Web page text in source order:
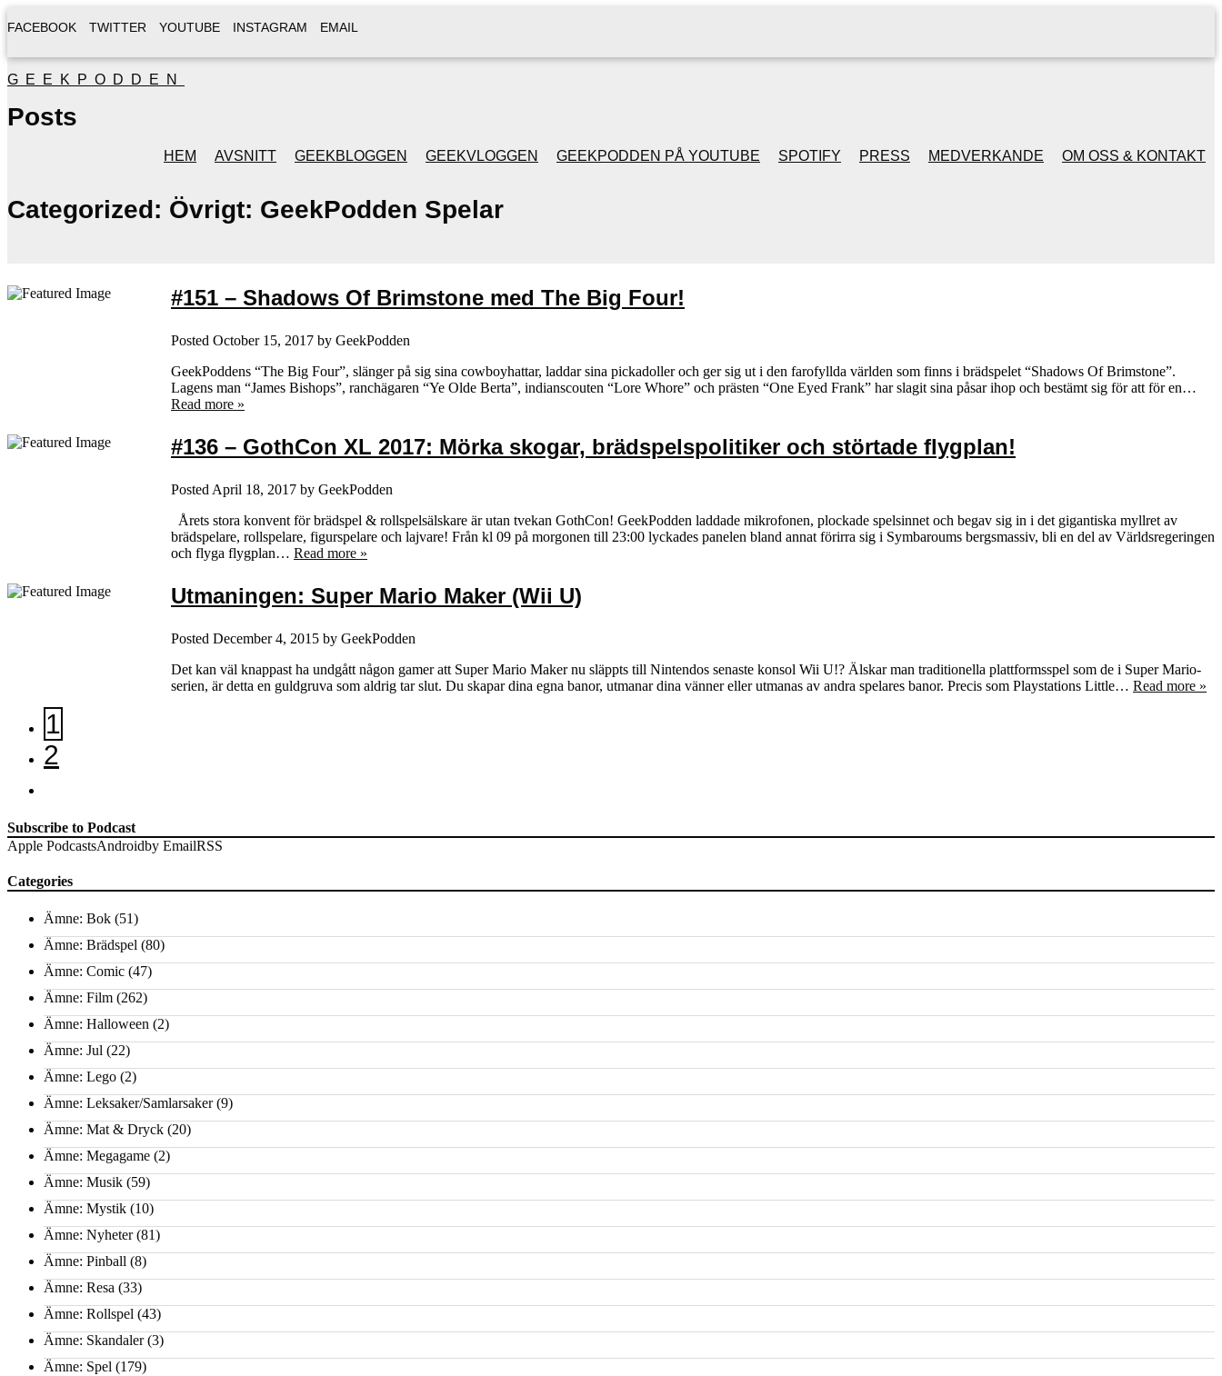
FACEBOOK TWITTER YOUTUBE INSTAGRAM EMAIL
GEEKPODDEN
HEM AVSNITT GEEKBLOGGEN GEEKVLOGGEN GEEKPODDEN PÅ YOUTUBE
& FILIPH
JULSPECIALER 2013
SPOTIFY PRESS MEDVERKANDE OM OSS & KONTAKT
Posts
Categorized: Övrigt: GeekPodden Spelar
#151 – Shadows Of Brimstone med The Big Four!
Posted October 15, 2017 by GeekPodden
GeekPoddens “The Big Four”, slänger på sig sina cowboyhattar, laddar sina pickadoller och ger sig ut i den farofyllda världen som finns i brädspelet “Shadows Of Brimstone”.
Lagens man “James Bishops”, ranchägaren “Ye Olde Berta”, indianscouten “Lore Whore” och prästen “One Eyed Frank” har slagit sina påsar ihop och bestämt sig för att för en…
Read more »
#136 – GothCon XL 2017: Mörka skogar, brädspelspolitiker och störtade flygplan!
Posted April 18, 2017 by GeekPodden
Årets stora konvent för brädspel & rollspelsälskare är utan tvekan GothCon! GeekPodden laddade mikrofonen, plockade spelsinnet och begav sig in i det gigantiska myllret av
brädspelare, rollspelare, figurspelare och lajvare! Från kl 09 på morgonen till 23:00 lyckades panelen bland annat förirra sig i Symbaroums bergsmassiv, bli en del av Världsregeringen
och flyga flygplan… Read more »
Utmaningen: Super Mario Maker (Wii U)
Posted December 4, 2015 by GeekPodden
Det kan väl knappast ha undgått någon gamer att Super Mario Maker nu släppts till Nintendos senaste konsol Wii U!? Älskar man traditionella plattformsspel som de i Super Mario-
serien, är detta en guldgruva som aldrig tar slut. Du skapar dina egna banor, utmanar dina vänner eller utmanas av andra spelares banor. Precis som Playstations Little… Read more »
1
2
Subscribe to Podcast
Apple PodcastsAndroidby EmailRSS
Categories
Ämne: Bok (51)
Ämne: Brädspel (80)
Ämne: Comic (47)
Ämne: Film (262)
Ämne: Halloween (2)
Ämne: Jul (22)
Ämne: Lego (2)
Ämne: Leksaker/Samlarsaker(9)
Ämne: Mat & Dryck (20)
Ämne: Megagame (2)
Ämne: Musik (59)
Ämne: Mystik (10)
Ämne: Nyheter(81)
Ämne: Pinball (8)
Ämne: Resa (33)
Ämne: Rollspel (43)
Ämne: Skandaler(3)
Ämne: Spel (179)